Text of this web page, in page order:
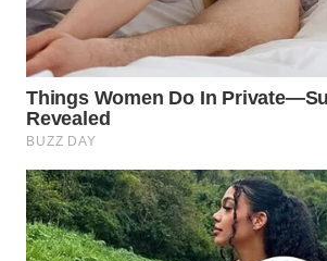
Wahana
Media
Group
WAHANA
WAHANA
TANI